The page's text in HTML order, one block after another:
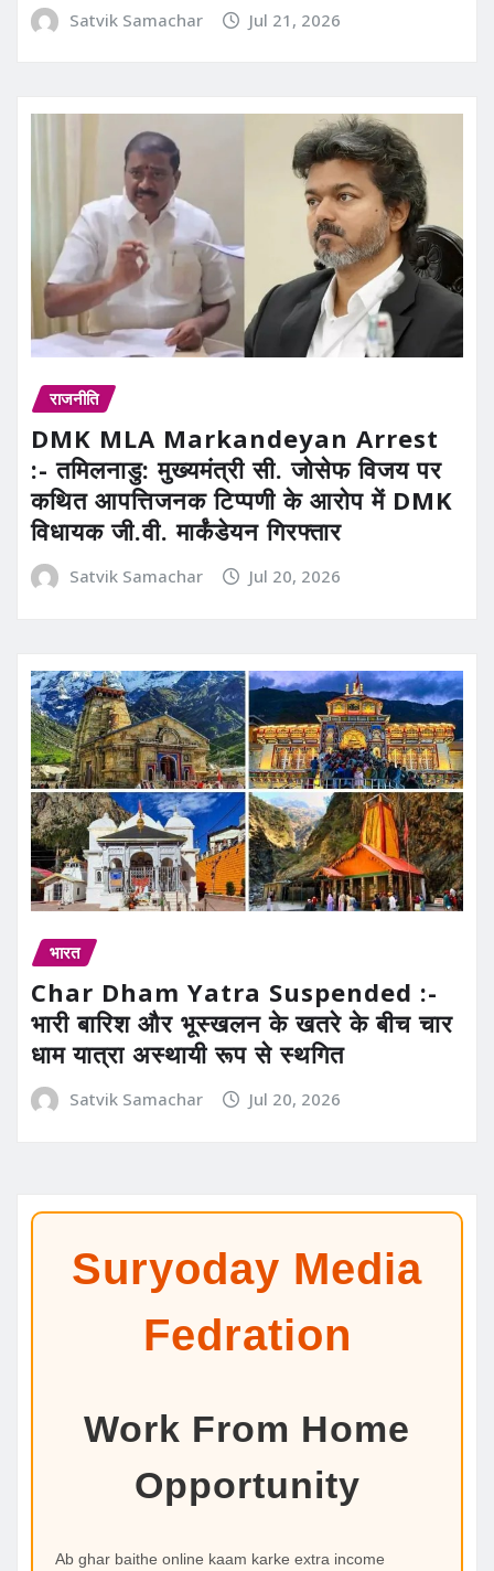
Satvik Samachar Jul 21, 2026
राजनीति
DMK MLA Markandeyan Arrest
:- तमिलनाडु: मुख्यमंत्री सी. जोसेफ विजय पर
कथित आपत्तिजनक टिप्पणी के आरोप में DMK
विधायक जी.वी. मार्कंडेयन गिरफ्तार
Satvik Samachar Jul 20, 2026
भारत
Char Dham Yatra Suspended :-
भारी बारिश और भूस्खलन के खतरे के बीच चार
धाम यात्रा अस्थायी रूप से स्थगित
Satvik Samachar Jul 20, 2026
Suryoday Media
Fedration
Work From Home
Opportunity
Ab ghar baithe online kaam karke extra income